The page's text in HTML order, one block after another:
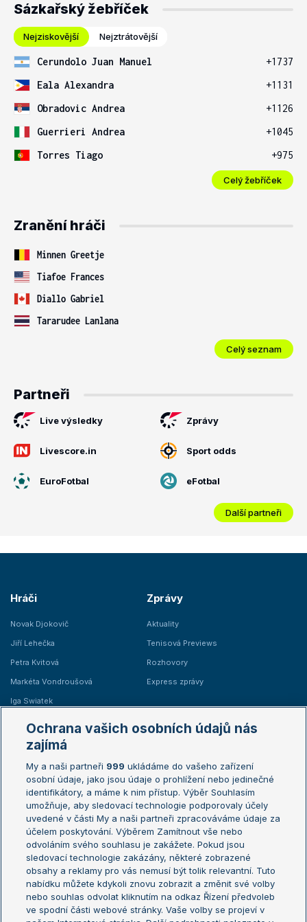
Sázkařský žebříček
Nejziskovější Nejztrátovější
Cerundolo Juan Manuel
+1737
Eala Alexandra
+1131
Obradovic Andrea
+1126
Guerrieri Andrea
+1045
Torres Tiago
+975
Celý žebříček
Zranění hráči
Minnen Greetje
Tiafoe Frances
Diallo Gabriel
Tararudee Lanlana
Celý seznam
Partneři
Live výsledky Zprávy
Livescore.in Sport odds
EuroFotbal eFotbal
Další partneři
Hráči
Novak Djokovič
Jiří Lehečka
Petra Kvitová
Markéta Vondroušová
Iga Swiatek
Zprávy
Aktuality
Tenisová Previews
Rozhovory
Express zprávy
Žebříčky
Žebříček ATP (muži)
Žebříček WTA (ženy)
Sázkařský žebříček
Australian Open
French Open
Wimbledon
US Open
Turnaj mistrů
Turnaj mistryň
Aktualní trendy
Fotbalové přestupy
Ochrana vašich osobních údajů nás
zajímá
My a naši partneři 999 ukládáme do vašeho zařízení
osobní údaje, jako jsou údaje o prohlížení nebo jedinečné
identifikátory, a máme k nim přístup. Výběr Souhlasím
umožňuje, aby sledovací technologie podporovaly účely
uvedené v části My a naši partneři zpracováváme údaje za
účelem poskytování. Výběrem Zamítnout vše nebo
odvoláním svého souhlasu je zakážete. Pokud jsou
sledovací technologie zakázány, některé zobrazené
obsahy a reklamy pro vás nemusí být tolik relevantní. Tuto
nabídku můžete kdykoli znovu zobrazit a změnit své volby
nebo souhlas odvolat kliknutím na odkaz Řízení předvoleb
ve spodní části webové stránky. Vaše volby se projeví v